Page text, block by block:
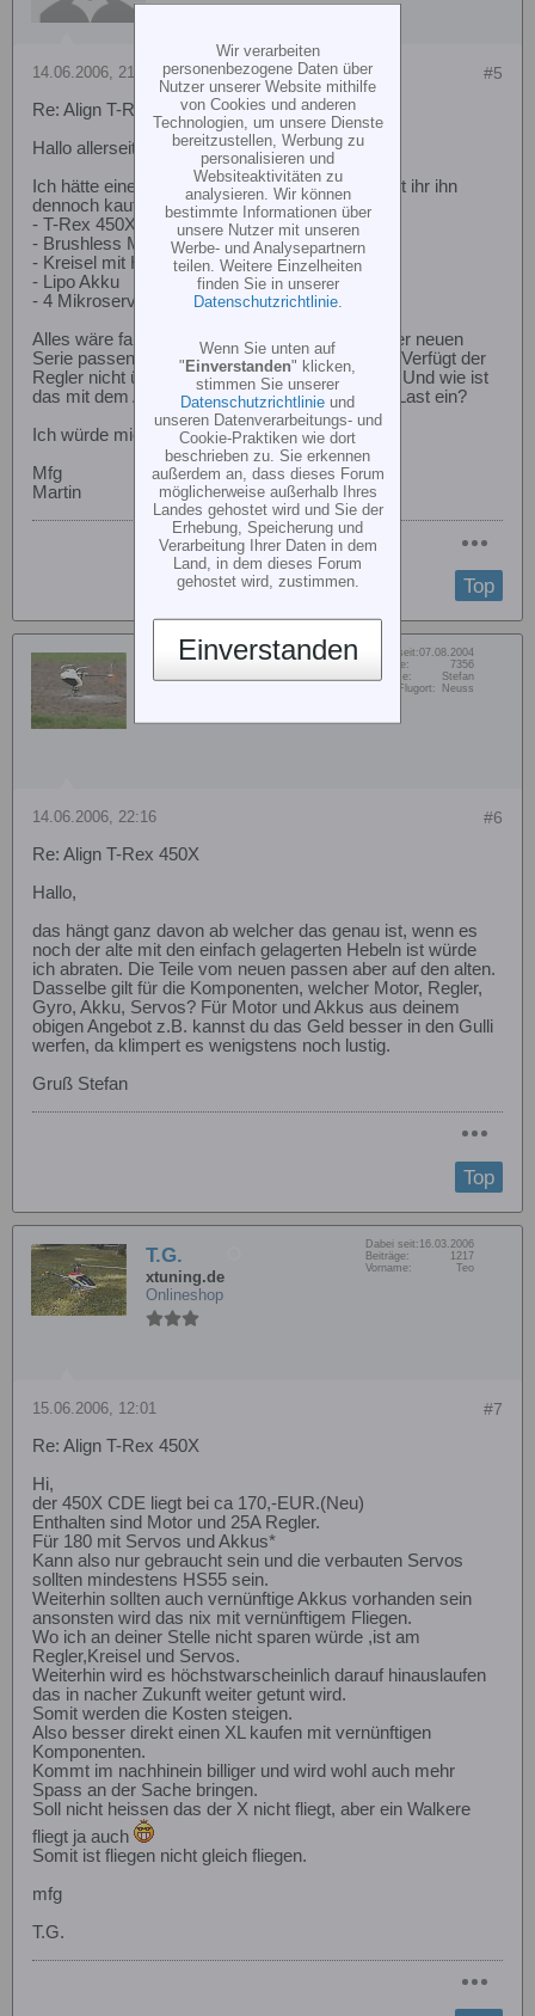
#5
14.06.2006, 21:06
Re: Align T-Rex 450X
Hallo allerseits,
Ich hätte eine sehr verlokendes Angebot, würdet ihr ihn
dennoch kaufen? Für 180 Euros:
- T-Rex 450X
- Brushless Motor+Regler
- Kreisel mit Heading Lock
- Lipo Akku
- 4 Mikroservos
Alles wäre fabrikneu. Würden Ersatzteile von der neuen
Serie passen? Und wie ist das mit dem Motor? Verfügt der
Regler nicht über einen Drezahlregel-Funktion? Und wie ist
das mit dem Akku zu verstehen bricht er unter Last ein?
Ich würde mich auf eure Beiträge freuen.
Mfg
Martin
Top
noch ein Stefan
Senior Member
Dabei seit:07.08.2004
Beiträge:
7356
Vorname:
Stefan
Wohn/Flugort:
Neuss
#6
14.06.2006, 22:16
Re: Align T-Rex 450X
Hallo,
das hängt ganz davon ab welcher das genau ist, wenn es
noch der alte mit den einfach gelagerten Hebeln ist würde
ich abraten. Die Teile vom neuen passen aber auf den alten.
Dasselbe gilt für die Komponenten, welcher Motor, Regler,
Gyro, Akku, Servos? Für Motor und Akkus aus deinem
obigen Angebot z.B. kannst du das Geld besser in den Gulli
werfen, da klimpert es wenigstens noch lustig.
Gruß Stefan
Top
T.G.
xtuning.de
Onlineshop
Dabei seit: 16.03.2006
Beiträge:
1217
Vorname:
Teo
#7
15.06.2006, 12:01
Re: Align T-Rex 450X
Hi,
der 450X CDE liegt bei ca 170,-EUR.(Neu)
Enthalten sind Motor und 25A Regler.
Für 180 mit Servos und Akkus*
Kann also nur gebraucht sein und die verbauten Servos
sollten mindestens HS55 sein.
Weiterhin sollten auch vernünftige Akkus vorhanden sein
ansonsten wird das nix mit vernünftigem Fliegen.
Wo ich an deiner Stelle nicht sparen würde ,ist am
Regler,Kreisel und Servos.
Weiterhin wird es höchstwarscheinlich darauf hinauslaufen
das in nacher Zukunft weiter getunt wird.
Somit werden die Kosten steigen.
Also besser direkt einen XL kaufen mit vernünftigen
Komponenten.
Kommt im nachhinein billiger und wird wohl auch mehr
Spass an der Sache bringen.
Soll nicht heissen das der X nicht fliegt, aber ein Walkere
fliegt ja auch
Somit ist fliegen nicht gleich fliegen.
mfg
T.G.
Wir verarbeiten
personenbezogene Daten über
Nutzer unserer Website mithilfe
von Cookies und anderen
Technologien, um unsere Dienste
bereitzustellen, Werbung zu
personalisieren und
Websiteaktivitäten zu
analysieren. Wir können
bestimmte Informationen über
unsere Nutzer mit unseren
Werbe- und Analysepartnern
teilen. Weitere Einzelheiten
finden Sie in unserer
Datenschutzrichtlinie.
Wenn Sie unten auf
"Einverstanden" klicken,
stimmen Sie unserer
Datenschutzrichtlinie und
unseren Datenverarbeitungs- und
Cookie-Praktiken wie dort
beschrieben zu. Sie erkennen
außerdem an, dass dieses Forum
möglicherweise außerhalb Ihres
Landes gehostet wird und Sie der
Erhebung, Speicherung und
Verarbeitung Ihrer Daten in dem
Land, in dem dieses Forum
gehostet wird, zustimmen.
Einverstanden